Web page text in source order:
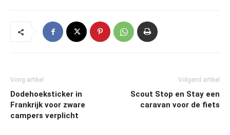
Vorig artikel
Dodehoeksticker in
Frankrijk voor zware
campers verplicht
Volgend artikel
Scout Stop en Stay een
caravan voor de fiets